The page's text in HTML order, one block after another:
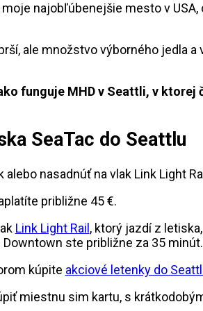
najobľúbenejšie mesto v
ale množstvo výborného jedla
funguje MHD v Seattli, v
SeaTac do Seattlu
nasadnúť na vlak Link Light
približne 45 €.
Link Light Rail, ktorý jazdí z
ste približne za 35 minút.
kúpite akciové letenky do
miestnu sim kartu, s